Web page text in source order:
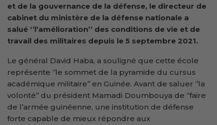
et de la gouvernance de la défense, le directeur de
cabinet du ministère de la défense nationale a
salué ‘’l’amélioration’’ des conditions de vie et de
travail des militaires depuis le 5 septembre 2021.
Le général David Haba, a souligné que cette école
représente ‘’le sommet de la pyramide du cursus
académique militaire’’ en Guinée. Avant de saluer ‘’la
volonté’’ du président Mamadi Doumbouya de ‘’faire
de l’armée guinéenne, une institution de défense
forte capable de mieux répondre aux